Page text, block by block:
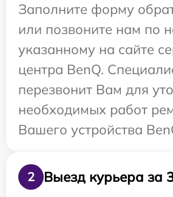
Заполните форму
или позвоните нам по
указанному на сайте
центра BenQ.
перезвонит Вам для
необходимых работ
Вашего устройства
2 Выезд курьера за